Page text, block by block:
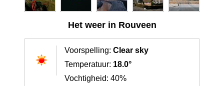
Het weer in Rouveen
Voorspelling: Clear sky
Temperatuur: 18.0°
Vochtigheid: 40%